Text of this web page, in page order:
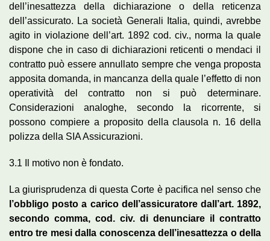
dell’inesattezza della dichiarazione o della reticenza
dell’assicurato. La società Generali Italia, quindi, avrebbe
agito in violazione dell’art. 1892 cod. civ., norma la quale
dispone che in caso di dichiarazioni reticenti o mendaci il
contratto può essere annullato sempre che venga proposta
apposita domanda, in mancanza della quale l’effetto di non
operatività del contratto non si può determinare.
Considerazioni analoghe, secondo la ricorrente, si
possono compiere a proposito della clausola n. 16 della
polizza della SIA Assicurazioni.
3.1 Il motivo non è fondato.
La giurisprudenza di questa Corte è pacifica nel senso che
l’obbligo posto a carico dell’assicuratore dall’art. 1892,
secondo comma, cod. civ. di denunciare il contratto
entro tre mesi dalla conoscenza dell’inesattezza o della